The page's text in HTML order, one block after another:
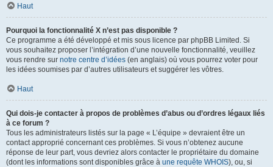
Haut
Pourquoi la fonctionnalité X n’est pas disponible ?
Ce programme a été développé et mis sous licence par phpBB Limited. Si
vous souhaitez proposer l’intégration d’une nouvelle fonctionnalité, veuillez
vous rendre sur notre centre d’idées (en anglais) où vous pourrez voter pour
les idées soumises par d’autres utilisateurs et suggérer les vôtres.
Haut
Qui dois-je contacter à propos de problèmes d’abus ou d’ordres légaux liés
à ce forum ?
Tous les administrateurs listés sur la page « L’équipe » devraient être un
contact approprié concernant ces problèmes. Si vous n’obtenez aucune
réponse de leur part, vous devriez alors contacter le propriétaire du domaine
(dont les informations sont disponibles grâce à une requête WHOIS), ou, si